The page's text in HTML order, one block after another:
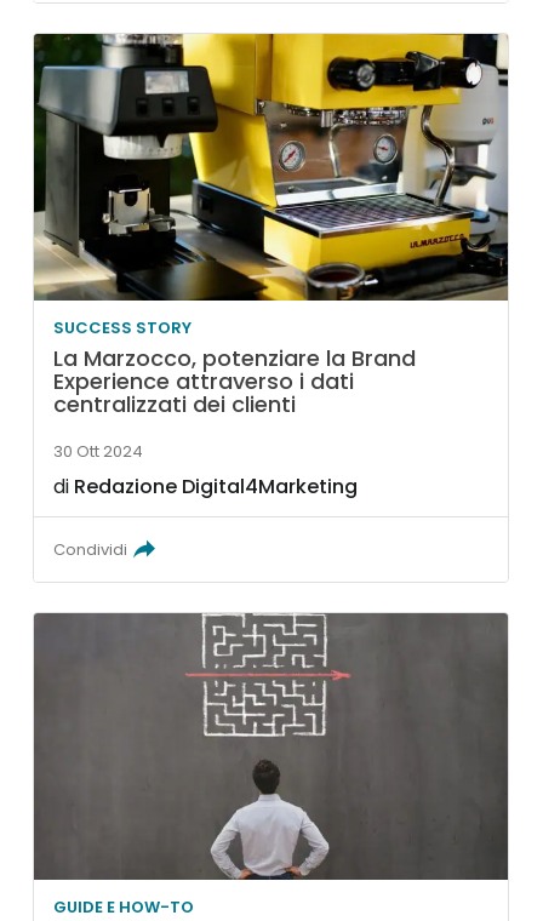
SUCCESS STORY
La Marzocco, potenziare la Brand
Experience attraverso i dati
centralizzati dei clienti
30 Ott 2024
di Redazione Digital4Marketing
Condividi
GUIDE E HOW-TO